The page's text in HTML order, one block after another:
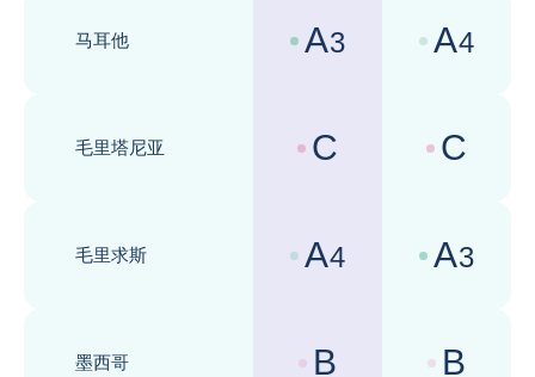
马耳他
国家风险评级 :
A3 商业环境评级
A4
毛里塔尼亚
国家风险评级 :
C 商业环境评级
C
毛里求斯
国家风险评级 :
A4 商业环境评级
A3
墨西哥 B B